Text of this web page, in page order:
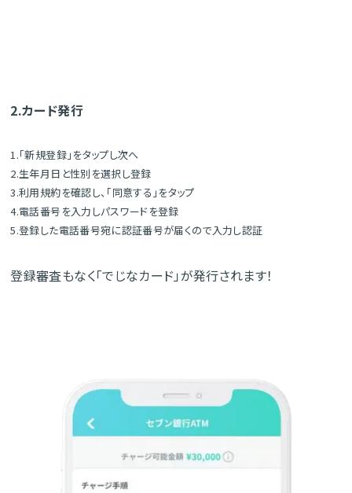
2.カード発行
1.「新規登録」をタップし次へ
2.生年月日と性別を選択し登録
3.利用規約を確認し、「同意する」をタップ
4.電話番号を入力しパスワードを登録
5.登録した電話番号宛に認証番号が届くので入力し認証
登録審査もなく「でじなカード」が発行されます！